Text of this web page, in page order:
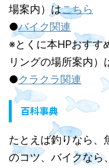
場案内）はこちら
●バイク関連
※とくに本HPおすす
リングの場所案内）
●クラクラ関連
百科事典
たとえば釣りなら、
のコツ、バイクなら